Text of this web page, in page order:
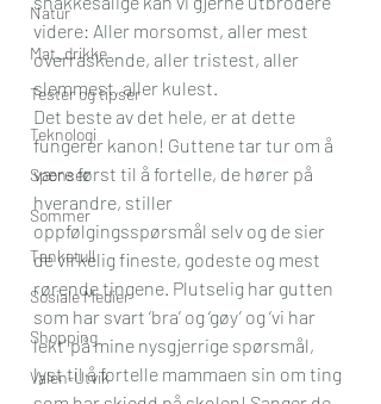
Natur
Mat_drikke
Tester og tipser
Teknologi
Sponset
Sommer
Tanketull
Sosiale Medier
Shopping
Valen-Utvik
videre: Aller morsomst, aller mest
overraskende, aller tristest, aller
slemmest, aller kulest.
Det beste av det hele, er at dette
fungerer kanon! Guttene tar tur om å
være først til å fortelle, de hører på
hverandre, stiller
oppfølgingsspørsmål selv og de sier
de virkelig fineste, godeste og mest
rørende tingene. Plutselig har gutten
som har svart ‘bra’ og ‘gøy’ og ‘vi har
lekt’ på mine nysgjerrige spørsmål,
lyst til å fortelle mammaen sin om ting